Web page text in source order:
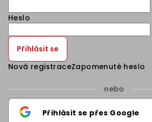
Heslo
Přihlásit se
Nová registraceZapomenuté heslo
nebo
Přihlásit se přes Google